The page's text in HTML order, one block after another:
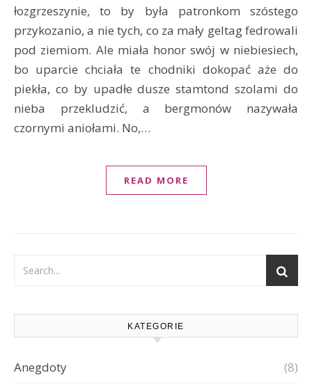
łozgrzeszynie, to by była patronkom szóstego
przykozanio, a nie tych, co za mały geltag fedrowali
pod ziemiom. Ale miała honor swój w niebiesiech,
bo uparcie chciała te chodniki dokopać aże do
piekła, co by upadłe dusze stamtond szolami do
nieba przekludzić, a bergmonów nazywała
czornymi aniołami. No,…
READ MORE
KATEGORIE
Anegdoty
(8)